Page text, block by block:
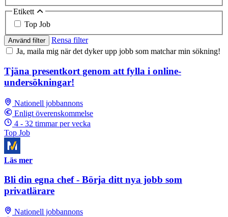
Etikett
Top Job
Använd filter
Rensa filter
Ja, maila mig när det dyker upp jobb som matchar min sökning!
Tjäna presentkort genom att fylla i online-
undersökningar!
Nationell jobbannons
Enligt överenskommelse
4 - 32 timmar per vecka
Top Job
Läs mer
Bli din egna chef - Börja ditt nya jobb som
privatlärare
Nationell jobbannons